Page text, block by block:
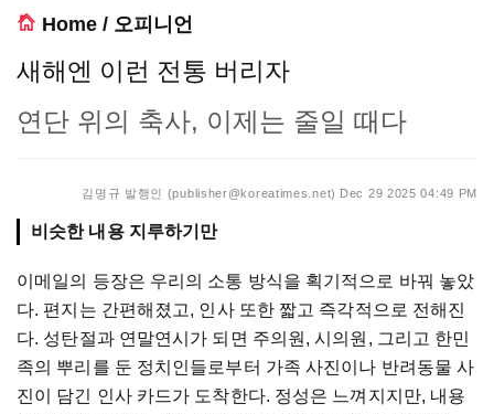
Home / 오피니언
새해엔 이런 전통 버리자
연단 위의 축사, 이제는 줄일 때다
김명규 발행인 (publisher@koreatimes.net) Dec 29 2025 04:49 PM
비슷한 내용 지루하기만
이메일의 등장은 우리의 소통 방식을 획기적으로 바꿔 놓았
다. 편지는 간편해졌고, 인사 또한 짧고 즉각적으로 전해진
다. 성탄절과 연말연시가 되면 주의원 ,시의원 , 그리고 한민
족의 뿌리를 둔 정치인들로부터 가족 사진이나 반려동물 사
진이
담긴 인사 카드가 도착한다. 정성은 느껴지지만, 내용